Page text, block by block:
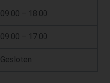
09:00 – 18:00
09:00 – 17:00
Gesloten